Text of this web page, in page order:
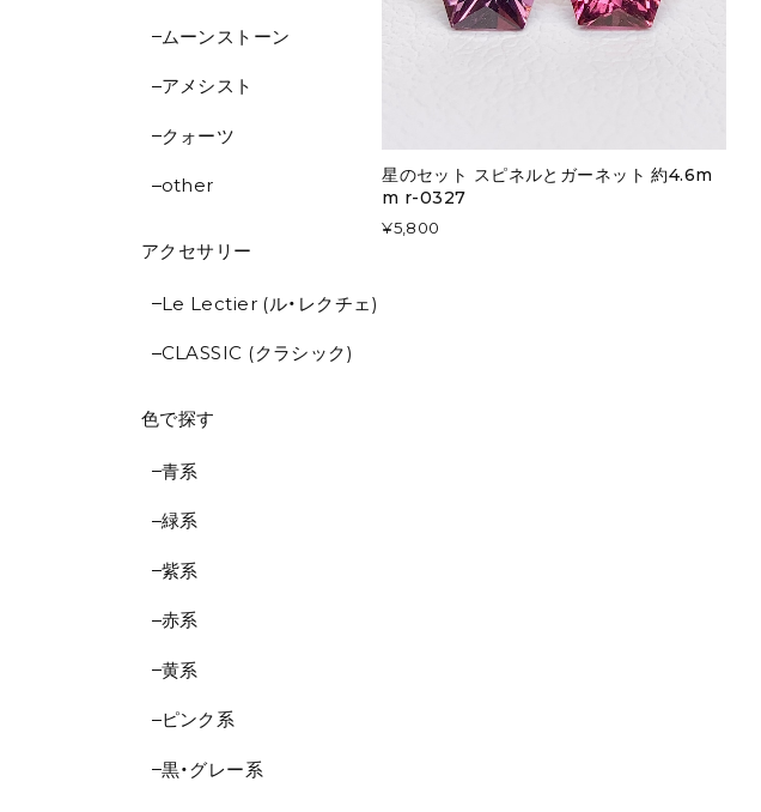
ムーンストーン
アメシスト
クォーツ
other
アクセサリー
Le Lectier (ル・レクチェ)
CLASSIC (クラシック)
色で探す
青系
緑系
紫系
赤系
黄系
ピンク系
黒・グレー系
星のセット スピネルとガーネット 約4.6m
m r-0327
¥5,800